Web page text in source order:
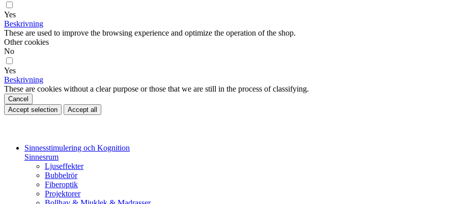
Yes
Beskrivning
These are used to improve the browsing experience and optimize the operation of the shop.
Other cookies
No
Yes
Beskrivning
These are cookies without a clear purpose or those that we are still in the process of classifying.
Cancel
Accept selection
Accept all
Sinnesstimulering och Kognition
Sinnesrum
Ljuseffekter
Bubbelrör
Fiberoptik
Projektorer